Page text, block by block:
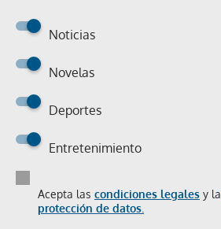
Noticias
Novelas
Deportes
Entretenimiento
Acepta las condiciones legales y la
protección de datos.